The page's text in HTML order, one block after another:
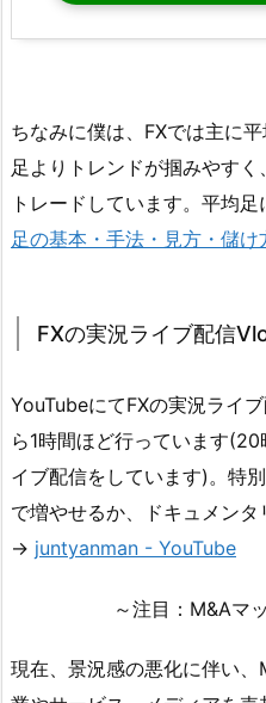
ちなみに僕は、FXでは主に
足よりトレンドが掴みやす
トレードしています。平均
足の基本・手法・見方・儲
FXの実況ライブ配信
YouTubeにてFXの実況ライ
ら1時間ほど行っています
イブ配信をしています)。特
で増やせるか、ドキュメンタ
→ juntyanman - YouTube
～注目：M&Aマ
現在、景況感の悪化に伴い